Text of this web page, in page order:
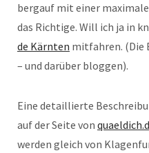
bergauf mit einer
das Richtige. Will ich ja in
de Kärnten mitfahren. (Die
– und darüber bloggen).
Eine detaillierte
auf der Seite von
werden gleich von